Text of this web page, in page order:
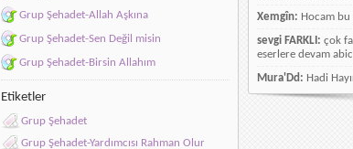
Grup Şehadet-Allah Aşkına
Grup Şehadet-Sen Değil misin
Grup Şehadet-Birsin Allahım
Etiketler
Grup Şehadet
Grup Şehadet-Yardımcısı Rahman Olur
Xemgîn: Hocam
sevgi FARKLI: çok
eserlere devam
Mura'Dd: Hadi